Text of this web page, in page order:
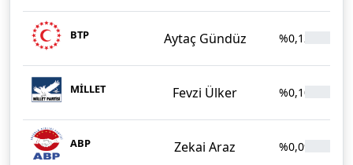
BTP Aytaç Gündüz %0,12
MİLLET Fevzi Ülker %0,10
ABP Zekai Araz %0,09